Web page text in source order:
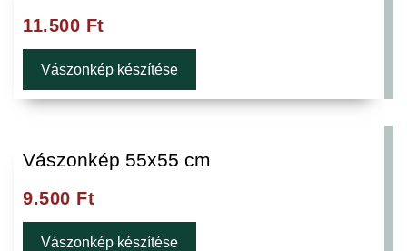
11.500 Ft
Vászonkép készítése
Vászonkép 55x55 cm
9.500 Ft
Vászonkép készítése